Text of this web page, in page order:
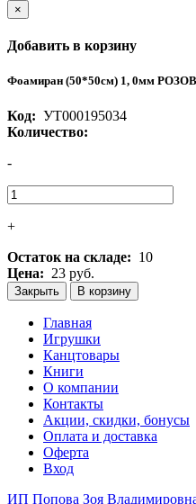
×
Добавить в корзину
Фоамиран (50*50см) 1, 0мм
Код: УТ000195034
Количество:
-
+
Остаток на складе: 10
Цена: 23 руб.
Закрыть В корзину
Главная
Игрушки
Канцтовары
Книги
О компании
Контакты
Акции, скидки, бонусы
Оплата и доставка
Оферта
Вход
ИП Попова Зоя